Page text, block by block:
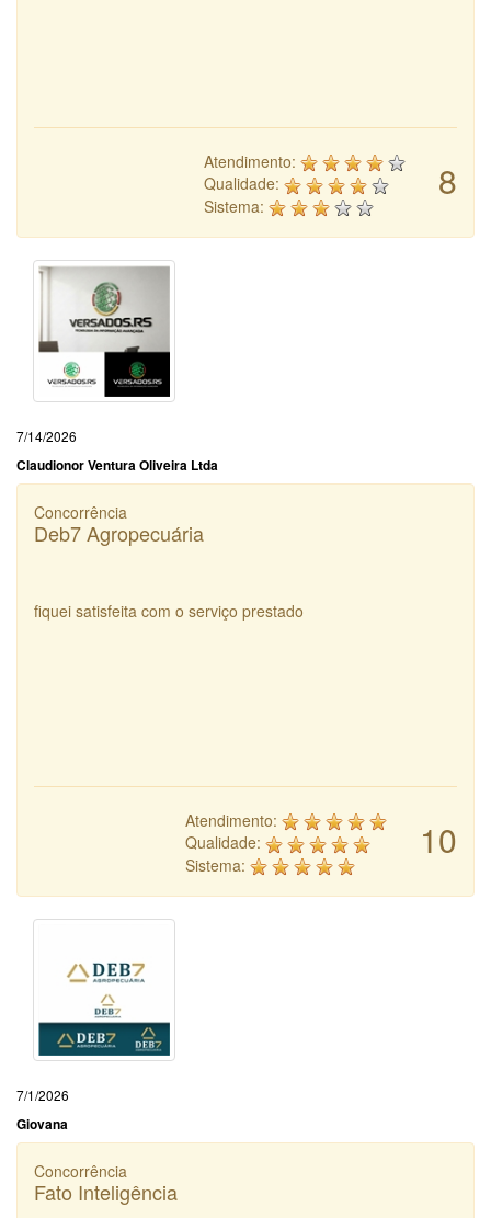
8
Atendimento:
Qualidade:
Sistema:
7/14/2026
Claudionor Ventura Oliveira Ltda
Concorrência
Deb7 Agropecuária
fiquei satisfeita com o serviço prestado
10
Atendimento:
Qualidade:
Sistema:
7/1/2026
Giovana
Concorrência
Fato Inteligência